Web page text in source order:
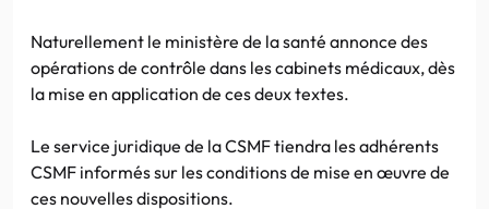
Naturellement le ministère de la santé annonce des
opérations de contrôle dans les cabinets médicaux, dès
la mise en application de ces deux textes.
Le service juridique de la CSMF tiendra les adhérents
CSMF informés sur les conditions de mise en œuvre de
ces nouvelles dispositions.